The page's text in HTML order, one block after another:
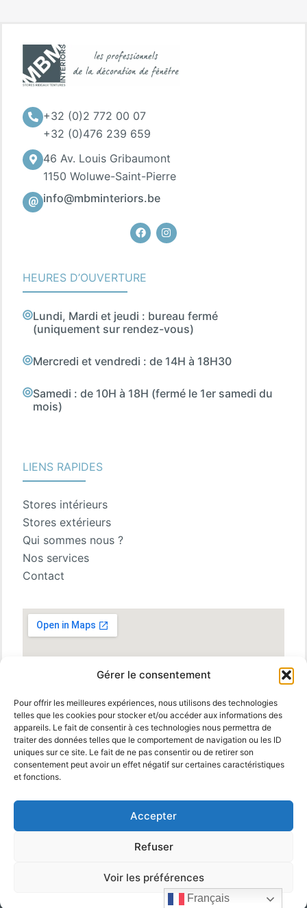
Gérer le consentement
Pour offrir les meilleures expériences, nous utilisons des technologies
telles que les cookies pour stocker et/ou accéder aux informations des
appareils. Le fait de consentir à ces technologies nous permettra de
traiter des données telles que le comportement de navigation ou les ID
uniques sur ce site. Le fait de ne pas consentir ou de retirer son
consentement peut avoir un effet négatif sur certaines caractéristiques
et fonctions.
Accepter
Refuser
Voir les préférences
+32 (0)2 772 00 07
+32 (0)476 239 659
46 Av. Louis Gribaumont
1150 Woluwe-Saint-Pierre
info@mbminteriors.be
FacebookInstagram
HEURES D’OUVERTURE
Lundi, Mardi et jeudi : bureau fermé
(uniquement sur rendez-vous)
Mercredi et vendredi : de 14H à 18H30
Samedi : de 10H à 18H (fermé le 1er samedi du
mois)
LIENS RAPIDES
Stores intérieurs
Stores extérieurs
Qui sommes nous ?
Nos services
Contact
© 2025 MBM Interiors. Tous droits réservés
Legales
propulsé par
Français